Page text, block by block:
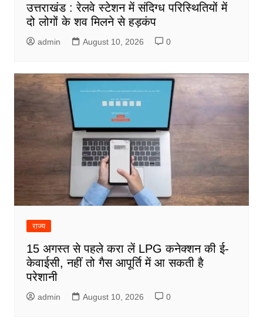
उत्तराखंड : रेलवे स्टेशन में संदिग्ध परिस्थितियों में
दो लोगों के शव मिलने से हड़कंप
admin August 10, 2026 0
राज्य
15 अगस्त से पहले करा लें LPG कनेक्शन की ई-
केवाईसी, नहीं तो गैस आपूर्ति में आ सकती है
परेशानी
admin August 10, 2026 0